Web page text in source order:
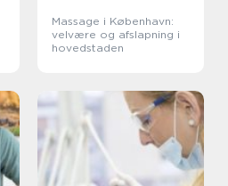
Massage i København:
velvære og afslapning i
hovedstaden